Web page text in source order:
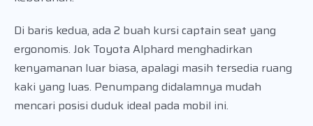
Di baris kedua, ada 2 buah kursi captain seat yang
ergonomis. Jok Toyota Alphard menghadirkan
kenyamanan luar biasa, apalagi masih tersedia ruang
kaki yang luas. Penumpang didalamnya mudah
mencari posisi duduk ideal pada mobil ini.